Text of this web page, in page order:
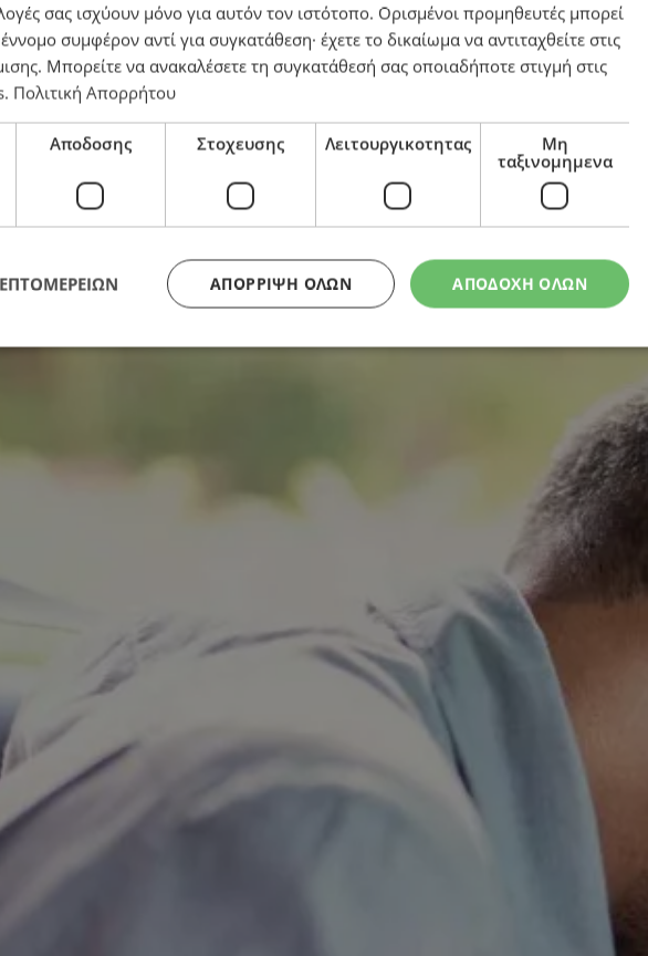
αμφίβολα αποτελέσματα
σας ισχύουν μόνο για αυτόν τον ιστότοπο. Ορισμένοι προμηθευτές μπορεί
συμφέρον αντί για συγκατάθεση· έχετε το δικαίωμα να αντιταχθείτε στις
. Μπορείτε να ανακαλέσετε τη συγκατάθεσή σας οποιαδήποτε στιγμή στις
. Πολιτική Απορρήτου
Αποδοσης Στοχευσης Λειτουργικοτητας
Μη
ταξινομημενα
ΑΠΟΔΟΧΗ ΟΛΩΝ
ΑΠΌΡΡΙΨΗ ΌΛΩΝ